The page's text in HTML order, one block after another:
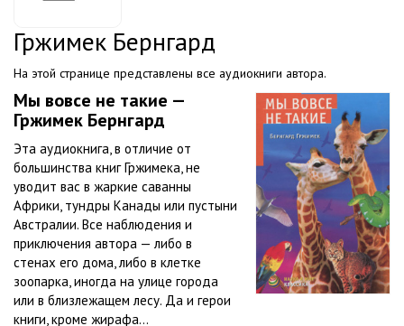
Гржимек Бернгард
На этой странице представлены все аудиокниги автора.
Мы вовсе не такие —
Гржимек Бернгард
Эта аудиокнига, в отличие от
большинства книг Гржимека, не
уводит вас в жаркие саванны
Африки, тундры Канады или пустыни
Австралии. Все наблюдения и
приключения автора — либо в
стенах его дома, либо в клетке
зоопарка, иногда на улице города
или в близлежащем лесу. Да и герои
книги, кроме жирафа...